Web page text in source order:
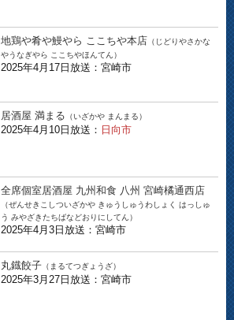
地鶏や肴や鰻やら ここちや本店 （じどりやさかな
やうなぎやら ここちやほんてん）
2025年4月17日放送：宮崎市
居酒屋 満まる （いざかや まんまる）
2025年4月10日放送： 日向市
全席個室居酒屋 九州和食 八州 宮崎橘通西店
（ぜんせきこしついざかや きゅうしゅうわしょく はっしゅ
う みやざきたちばなどおりにしてん）
2025年4月3日放送：宮崎市
丸鐡餃子 （まるてつぎょうざ）
2025年3月27日放送：宮崎市